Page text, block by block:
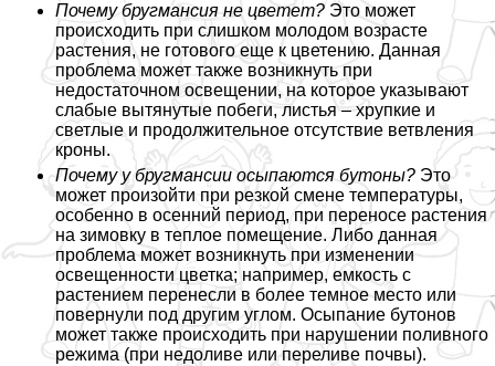
Почему бругмансия не цветет? Это может
происходить при слишком молодом возрасте
растения, не готового еще к цветению. Данная
проблема может также возникнуть при
недостаточном освещении, на которое указывают
слабые вытянутые побеги, листья – хрупкие и
светлые и продолжительное отсутствие ветвления
кроны.
Почему у бругмансии осыпаются бутоны? Это
может произойти при резкой смене температуры,
особенно в осенний период, при переносе растения
на зимовку в теплое помещение. Либо данная
проблема может возникнуть при изменении
освещенности цветка; например, емкость с
растением перенесли в более темное место или
повернули под другим углом. Осыпание бутонов
может также происходить при нарушении поливного
режима (при недоливе или переливе почвы).